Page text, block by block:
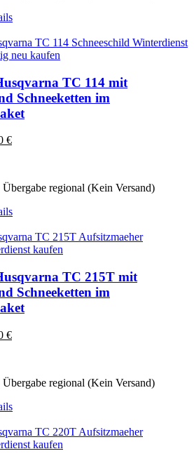
TC 114 mit
Schneeketten im
€
regional (Kein Versand)
TC 215T mit
Schneeketten im
€
regional (Kein Versand)